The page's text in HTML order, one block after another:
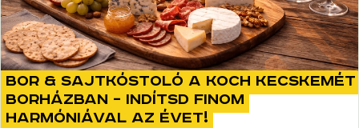
Bor & Sajtkóstoló a Koch Kecskemét
Borházban – indítsd finom
harmóniával az évet!